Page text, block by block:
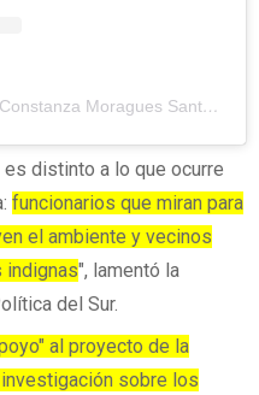
Una publicación compartida por Constanza Moragues Santos (@coni_moragues)
distinto a lo que ocurre
funcionarios que miran para
el ambiente y vecinos
indignas", lamentó la
del Sur.
al proyecto de la
sobre los